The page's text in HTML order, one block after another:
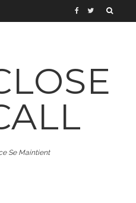
Se Maintient